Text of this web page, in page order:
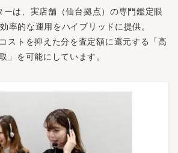
ーは、実店舗（仙台拠点）の専門鑑定眼
率的な運用をハイブリッドに提供。
ストを抑えた分を査定額に還元する「高
」を可能にしています。